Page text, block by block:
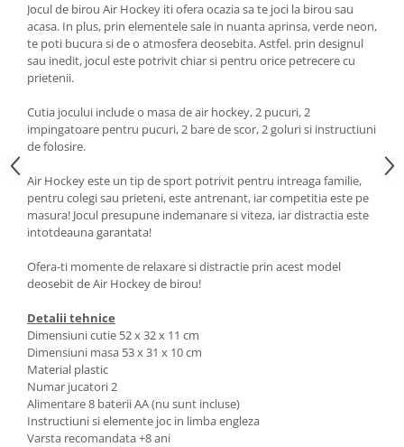
Jocul de birou Air Hockey iti ofera ocazia sa te joci la birou sau
acasa. In plus, prin elementele sale in nuanta aprinsa, verde neon,
te poti bucura si de o atmosfera deosebita. Astfel. prin designul
sau inedit, jocul este potrivit chiar si pentru orice petrecere cu
prietenii.
Cutia jocului include o masa de air hockey, 2 pucuri, 2
impingatoare pentru pucuri, 2 bare de scor, 2 goluri si instructiuni
de folosire.
Air Hockey este un tip de sport potrivit pentru intreaga familie,
pentru colegi sau prieteni, este antrenant, iar competitia este pe
masura! Jocul presupune indemanare si viteza, iar distractia este
intotdeauna garantata!
Ofera-ti momente de relaxare si distractie prin acest model
deosebit de Air Hockey de birou!
Detalii tehnice
Dimensiuni cutie 52 x 32 x 11 cm
Dimensiuni masa 53 x 31 x 10 cm
Material plastic
Numar jucatori 2
Alimentare 8 baterii AA (nu sunt incluse)
Instructiuni si elemente joc in limba engleza
Varsta recomandata +8 ani